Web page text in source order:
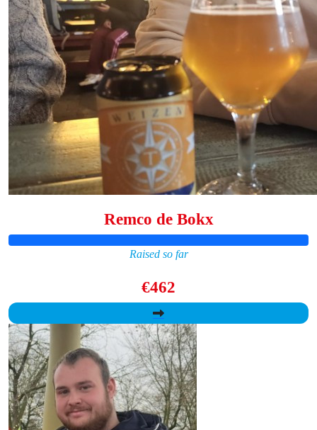
Remco de Bokx
Raised so far
€462